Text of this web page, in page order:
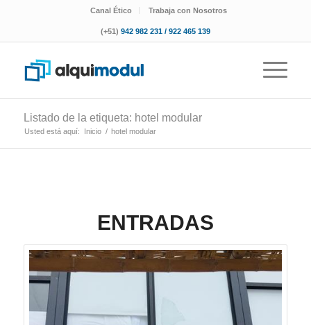
Canal Ético Trabaja con Nosotros
(+51) 942 982 231 / 922 465 139
Listado de la etiqueta: hotel modular
Usted está aquí: Inicio / hotel modular
ENTRADAS